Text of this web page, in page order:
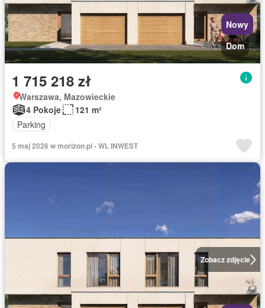
Nowy
Dom
1 715 218 zł
Warszawa, Mazowieckie
4 Pokoje
121 m²
Parking
5 maj 2026 w morizon.pl - WL INWEST
Zobacz zdjęcie